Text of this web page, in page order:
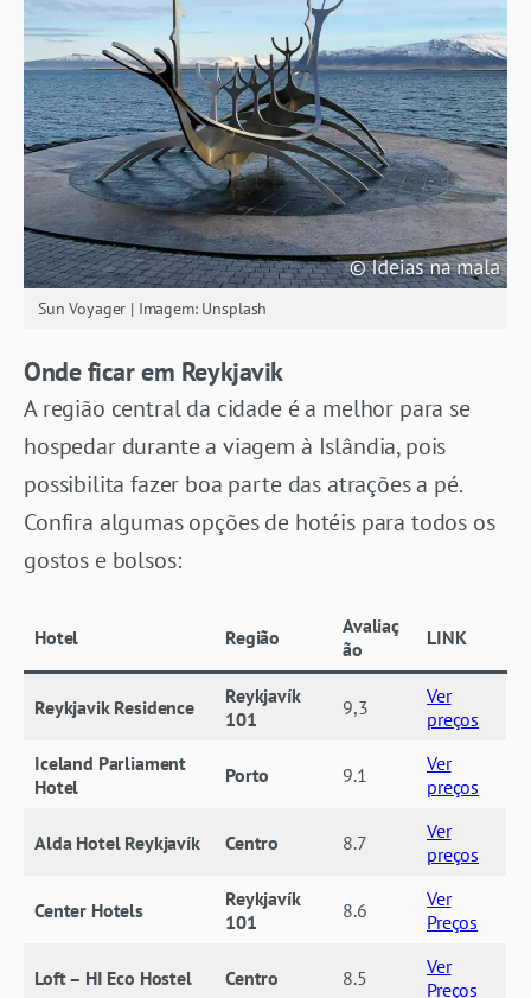
Sun Voyager | Imagem: Unsplash
Onde ficar em Reykjavik
A região central da cidade é a melhor para se
hospedar durante a viagem à Islândia, pois
possibilita fazer boa parte das atrações a pé.
Confira algumas opções de hotéis para todos os
gostos e bolsos:
Hotel Região
Avaliaç
ão
LINK
Reykjavik Residence
Reykjavík
101
9,3
Ver
preços
Iceland Parliament
Hotel
Porto 9.1
Ver
preços
Alda Hotel Reykjavík Centro 8.7
Ver
preços
Center Hotels
Reykjavík
101
8.6
Ver
Preços
Loft – HI Eco Hostel Centro 8.5
Ver
Preços